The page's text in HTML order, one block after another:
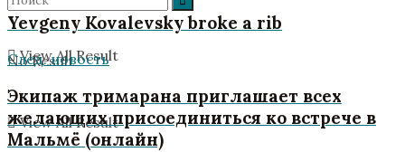
View All Result
No Result
View All Result
Yevgeny Kovalevsky broke a rib
След. новость
Экипаж тримарана приглашает всех
желающих присоединиться ко встрече в
Мальмё (онлайн)